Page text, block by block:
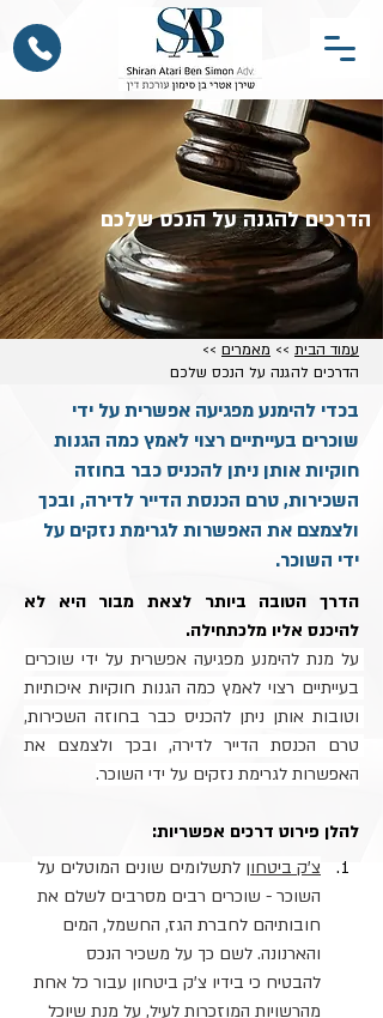
הדרכים להגנה על הנכס שלכם
עמוד הבית >> מאמרים >>
הדרכים להגנה על הנכס שלכם
בכדי להימנע מפגיעה אפשרית על ידי
שוכרים בעייתיים רצוי לאמץ כמה הגנות
חוקיות אותן ניתן להכניס כבר בחוזה
השכירות, טרם הכנסת הדייר לדירה, ובכך
ולצמצם את האפשרות לגרימת נזקים על
ידי השוכר.
להיכנס אליו מלכתחילה.
האפשרות לגרימת נזקים על ידי השוכר.
להלן פירוט דרכים אפשריות:
צ'ק ביטחון לתשלומים שונים המוטלים על
השוכר - שוכרים רבים מסרבים לשלם את
חובותיהם לחברת הגז, החשמל, המים
והארנונה. לשם כך על משכיר הנכס
להבטיח כי בידיו צ'ק ביטחון עבור כל אחת
מהרשויות המוזכרות לעיל, על מנת שיוכל